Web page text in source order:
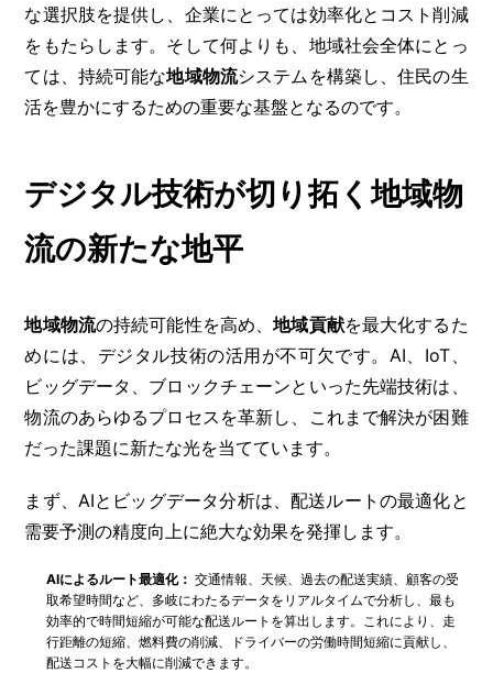
な選択肢を提供し、企業にとっては効率化とコスト削減
をもたらします。そして何よりも、地域社会全体にとっ
ては、持続可能な地域物流システムを構築し、住民の生
活を豊かにするための重要な基盤となるのです。
デジタル技術が切り拓く地域物
流の新たな地平
地域物流の持続可能性を高め、地域貢献を最大化するた
めには、デジタル技術の活用が不可欠です。AI、IoT、
ビッグデータ、ブロックチェーンといった先端技術は、
物流のあらゆるプロセスを革新し、これまで解決が困難
だった課題に新たな光を当てています。
まず、AIとビッグデータ分析は、配送ルートの最適化と
需要予測の精度向上に絶大な効果を発揮します。
AIによるルート最適化： 交通情報、天候、過去の配送実績、顧客の受
取希望時間など、多岐にわたるデータをリアルタイムで分析し、最も
効率的で時間短縮が可能な配送ルートを算出します。これにより、走
行距離の短縮、燃料費の削減、ドライバーの労働時間短縮に貢献し、
配送コストを大幅に削減できます。